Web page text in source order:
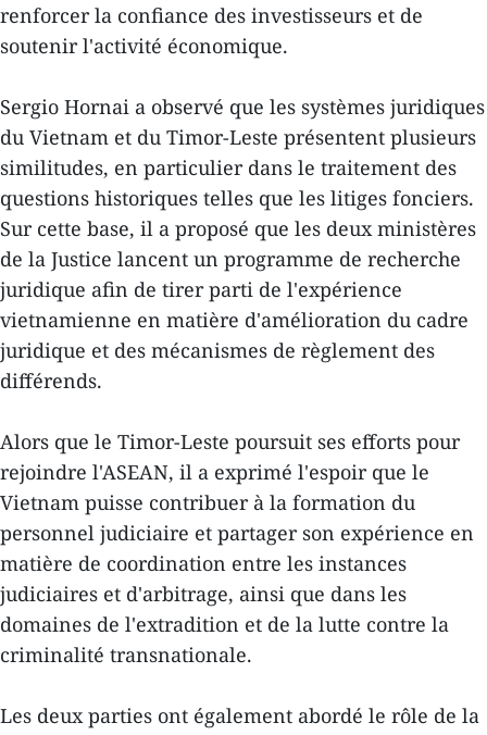
renforcer la confiance des investisseurs et de
soutenir l'activité économique.
Sergio Hornai a observé que les systèmes juridiques
du Vietnam et du Timor-Leste présentent plusieurs
similitudes, en particulier dans le traitement des
questions historiques telles que les litiges fonciers.
Sur cette base, il a proposé que les deux ministères
de la Justice lancent un programme de recherche
juridique afin de tirer parti de l'expérience
vietnamienne en matière d'amélioration du cadre
juridique et des mécanismes de règlement des
différends.
Alors que le Timor-Leste poursuit ses efforts pour
rejoindre l'ASEAN, il a exprimé l'espoir que le
Vietnam puisse contribuer à la formation du
personnel judiciaire et partager son expérience en
matière de coordination entre les instances
judiciaires et d'arbitrage, ainsi que dans les
domaines de l'extradition et de la lutte contre la
criminalité transnationale.
Les deux parties ont également abordé le rôle de la